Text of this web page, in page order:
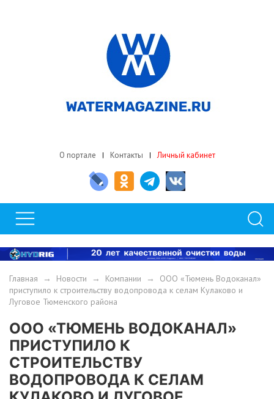
О портале Контакты Личный кабинет
Главная → Новости → Компании → ООО «Тюмень Водоканал»
приступило к строительству водопровода к селам Кулаково и
Луговое Тюменского района
ООО «ТЮМЕНЬ ВОДОКАНАЛ»
ПРИСТУПИЛО К
СТРОИТЕЛЬСТВУ
ВОДОПРОВОДА К СЕЛАМ